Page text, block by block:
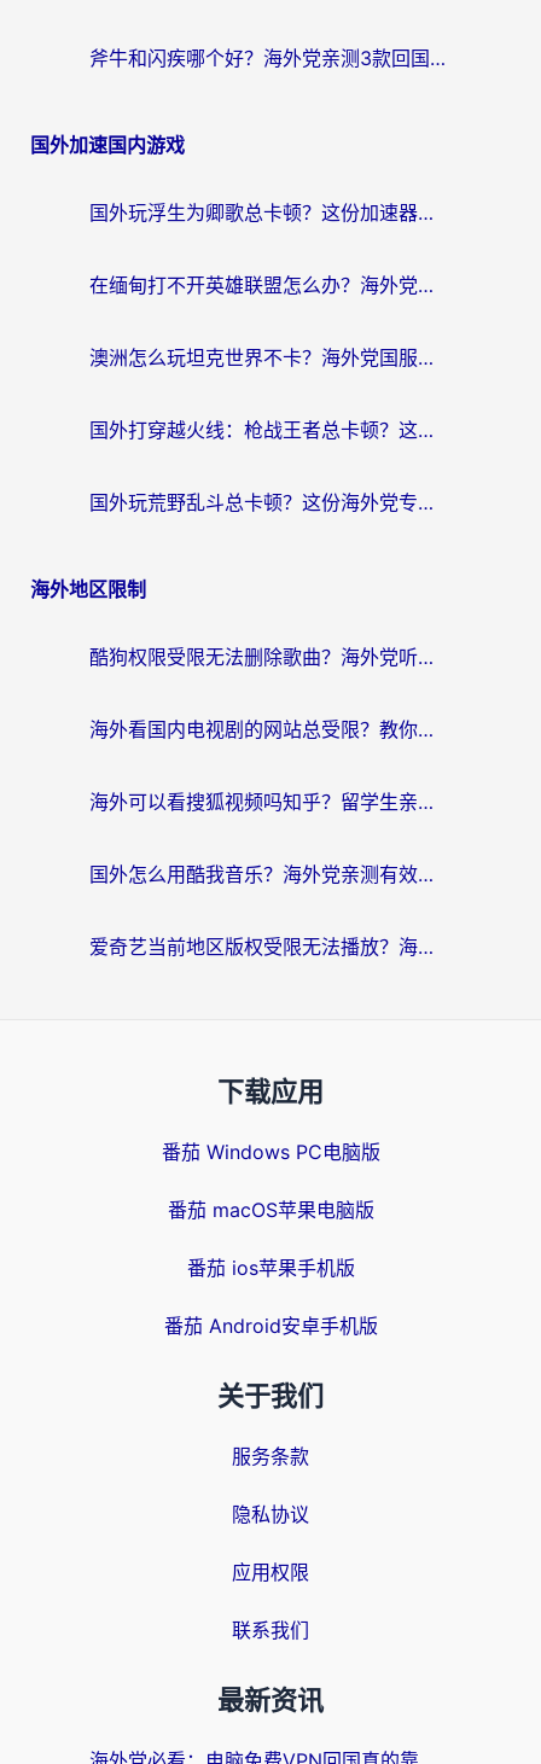
斧牛和闪疾哪个好？海外党亲测3款回国加速器，教你选到不踩坑的那一款
国外加速国内游戏
国外玩浮生为卿歌总卡顿？这份加速器选择指南帮你找回丝滑体验
在缅甸打不开英雄联盟怎么办？海外党亲测有效的国服游戏加速指南
澳洲怎么玩坦克世界不卡？海外党国服游戏加速终极指南（附逆战奇妙碰碰车解决方案）
国外打穿越火线：枪战王者总卡顿？这篇加速器推荐下载指南帮你解决延迟难题
国外玩荒野乱斗总卡顿？这份海外党专属的国服游戏加速攻略请收好
海外地区限制
酷狗权限受限无法删除歌曲？海外党听国内音乐的终极解决方案来了
海外看国内电视剧的网站总受限？教你选对回国加速器，轻松追热剧
海外可以看搜狐视频吗知乎？留学生亲测有效的回国加速器选择指南
国外怎么用酷我音乐？海外党亲测有效的回国加速方案，附千千音乐中文歌收听指南
爱奇艺当前地区版权受限无法播放？海外党追剧看电影的终极解决方案来了
下载应用
番茄 Windows PC电脑版
番茄 macOS苹果电脑版
番茄 ios苹果手机版
番茄 Android安卓手机版
关于我们
服务条款
隐私协议
应用权限
联系我们
最新资讯